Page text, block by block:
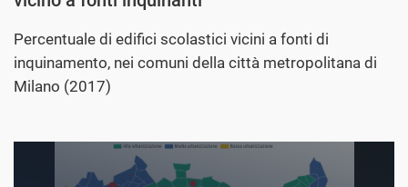
Percentuale di edifici scolastici vicini a fonti di
inquinamento, nei comuni della città metropolitana di
Milano (2017)